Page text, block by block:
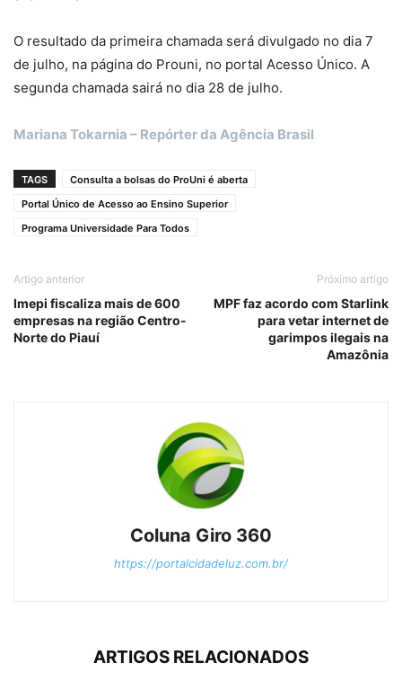
O resultado da primeira chamada será divulgado no dia 7
de julho, na página do Prouni, no portal Acesso Único. A
segunda chamada sairá no dia 28 de julho.
Mariana Tokarnia – Repórter da Agência Brasil
TAGS
Consulta a bolsas do ProUni é aberta
Portal Único de Acesso ao Ensino Superior
Programa Universidade Para Todos
Artigo anterior
Imepi fiscaliza mais de 600
empresas na região Centro-
Norte do Piauí
Próximo artigo
MPF faz acordo com Starlink
para vetar internet de
garimpos ilegais na
Amazônia
Coluna Giro 360
https://portalcidadeluz.com.br/
ARTIGOS RELACIONADOS